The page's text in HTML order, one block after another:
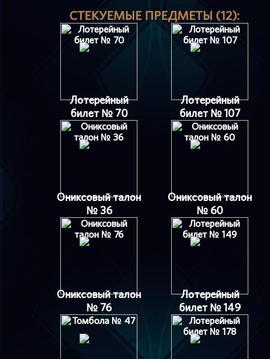
СТЕКУЕМЫЕ ПРЕДМЕТЫ (12):
Лотерейный
билет № 70
Лотерейный
билет № 107
Ониксовый талон
№ 36
Ониксовый талон
№ 60
Ониксовый талон
№ 76
Лотерейный
билет № 149